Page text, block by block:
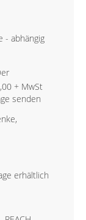
- abhängig
+ MwSt
senden
erhältlich